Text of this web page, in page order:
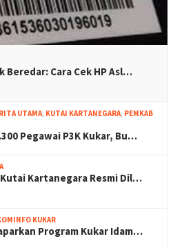
Beredar: Cara Cek HP Asl…
UTAMA, KUTAI KARTANEGARA, PEMKAB
Pegawai P3K Kukar, Bu…
Kartanegara Resmi Dil…
KUKAR
Program Kukar Idam…